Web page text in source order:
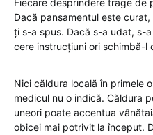
Fiecare desprindere trage de
Dacă pansamentul este
ți s-a spus. Dacă s-a udat, s-
cere instrucțiuni ori schimbă-l
Nici căldura locală în primele
medicul nu o indică. Căldura
uneori poate accentua
obicei mai potrivit la început.